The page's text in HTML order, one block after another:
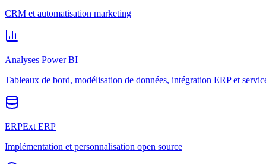
CRM et automatisation marketing
Analyses Power BI
Tableaux de bord, modélisation de données, intégration ERP et
ERPExt ERP
Implémentation et personnalisation open source